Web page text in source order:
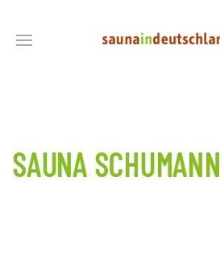
SAUNA SCHUMANN